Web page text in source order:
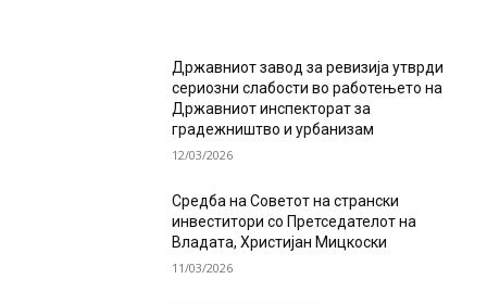
Државниот завод за ревизија утврди
сериозни слабости во работењето на
Државниот инспекторат за
градежништво и урбанизам
12/03/2026
Средба на Советот на странски
инвеститори со Претседателот на
Владата, Христијан Мицкоски
11/03/2026